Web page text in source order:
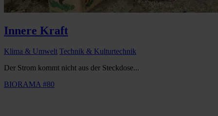
Innere Kraft
Klima & Umwelt Technik & Kulturtechnik
Der Strom kommt nicht aus der Steckdose...
BIORAMA #80